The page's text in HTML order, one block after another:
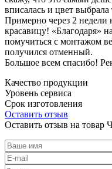
вписалась и цвет
Примерно через 2
красавицу! «Благодаря»
помучиться с монтажом
получился отменный.
Большое всем спасибо!
Качество продукции
Уровень сервиса
Срок изготовления
Оставить отзыв
Оставить отзыв на товар